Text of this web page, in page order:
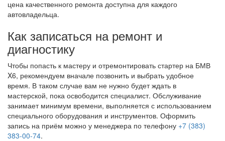
цена качественного ремонта доступна для каждого
автовладельца.
Как записаться на ремонт и
диагностику
Чтобы попасть к мастеру и отремонтировать стартер на БМВ
X6, рекомендуем вначале позвонить и выбрать удобное
время. В таком случае вам не нужно будет ждать в
мастерской, пока освободится специалист. Обслуживание
занимает минимум времени, выполняется с использованием
специального оборудования и инструментов. Оформить
запись на приём можно у менеджера по телефону +7 (383)
383-00-74.